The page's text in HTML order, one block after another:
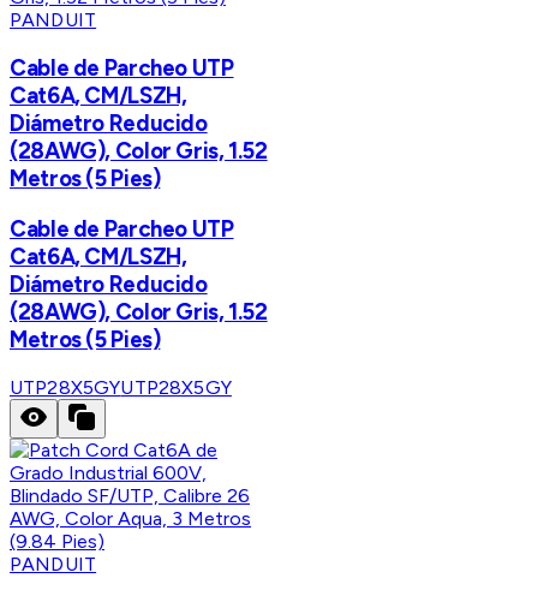
PANDUIT
Cable de Parcheo UTP
Cat6A, CM/LSZH,
Diámetro Reducido
(28AWG), Color Gris, 1.52
Metros (5 Pies)
Cable de Parcheo UTP
Cat6A, CM/LSZH,
Diámetro Reducido
(28AWG), Color Gris, 1.52
Metros (5 Pies)
UTP28X5GYUTP28X5GY
PANDUIT